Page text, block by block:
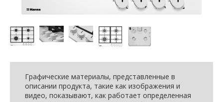
Графические материалы, представленные в
описании продукта, такие как изображения и
видео, показывают, как работает определенная